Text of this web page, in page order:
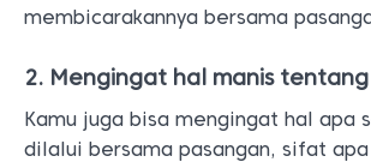
membicarakannya bersama
2. Mengingat hal manis
Kamu juga bisa mengingat hal apa
dilalui bersama pasangan, sifat apa